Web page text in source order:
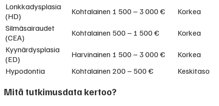
Lonkkadysplasia
(HD)
Kohtalainen 1 500 – 3 000 €
Korkea
Silmäsairaudet
(CEA)
Kohtalainen 500 – 1 500 €
Korkea
Kyynärdysplasia
(ED)
Harvinainen 1 500 – 3 000 €
Korkea
Hypodontia
Kohtalainen 200 – 500 € Keskitaso
Mitä tutkimusdata kertoo?